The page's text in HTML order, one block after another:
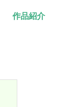
作品紹介